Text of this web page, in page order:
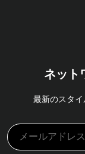
ネット
最新のスタ